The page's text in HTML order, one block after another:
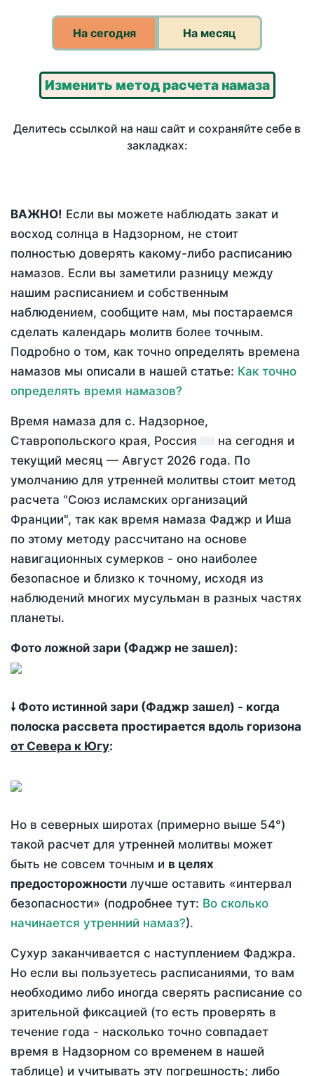
На сегодня На месяц
Изменить метод расчета намаза
Делитесь ссылкой на наш сайт и сохраняйте себе в
закладках:
ВАЖНО! Если вы можете наблюдать закат и
восход солнца в Надзорном, не стоит
полностью доверять какому-либо расписанию
намазов. Если вы заметили разницу между
нашим расписанием и собственным
наблюдением, сообщите нам, мы постараемся
сделать календарь молитв более точным.
Подробно о том, как точно определять времена
намазов мы описали в нашей статье: Как точно
определять время намазов?
Время намаза для с. Надзорное,
Ставропольского края, Россия
на сегодня и
текущий месяц — Август 2026 года. По
умолчанию для утренней молитвы стоит метод
расчета "Союз исламских организаций
Франции", так как время намаза Фаджр и Иша
по этому методу рассчитано на основе
навигационных сумерков - оно наиболее
безопасное и близко к точному, исходя из
наблюдений многих мусульман в разных частях
планеты.
Фото ложной зари (Фаджр не зашел):
🠗 Фото истинной зари (Фаджр зашел) - когда
полоска рассвета простирается вдоль горизона
от Севера к Югу:
Но в северных широтах (примерно выше 54°)
такой расчет для утренней молитвы может
быть не совсем точным и в целях
предосторожности лучше оставить «интервал
безопасности» (подробнее тут: Во сколько
начинается утренний намаз?).
Сухур заканчивается с наступлением Фаджра.
Но если вы пользуетесь расписаниями, то вам
необходимо либо иногда сверять расписание со
зрительной фиксацией (то есть проверять в
течение года - насколько точно совпадает
время в Надзорном со временем в нашей
таблице) и учитывать эту погрешность; либо